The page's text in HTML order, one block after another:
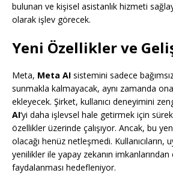
bulunan ve kişisel asistanlık hizmeti
olarak işlev görecek.
Yeni Özellikler ve
Meta, Meta AI sistemini sadece
sunmakla kalmayacak, aynı zamanda
ekleyecek. Şirket, kullanıcı deneyimini
AI‘yi daha işlevsel hale getirmek için
özellikler üzerinde çalışıyor. Ancak, bu
olacağı henüz netleşmedi. Kullanıcıların,
yenilikler ile yapay zekanın imkanlarından
faydalanması hedefleniyor.